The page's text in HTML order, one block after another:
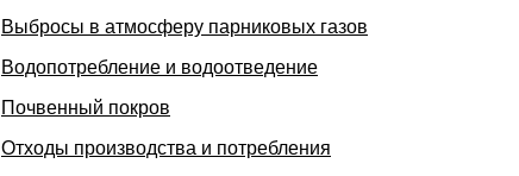
Выбросы в атмосферу парниковых газов
Водопотребление и водоотведение
Почвенный покров
Отходы производства и потребления